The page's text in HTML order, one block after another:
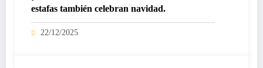
estafas también celebran navidad.
22/12/2025